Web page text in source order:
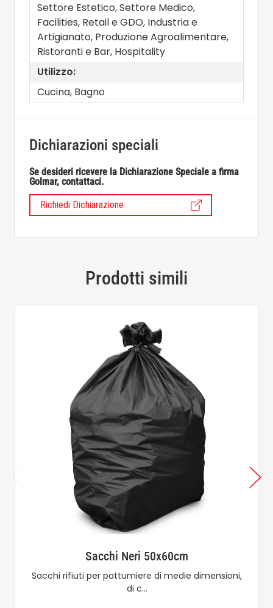
Settore Estetico, Settore Medico,
Facilities, Retail e GDO, Industria e
Artigianato, Produzione Agroalimentare,
Ristoranti e Bar, Hospitality
Utilizzo:
Cucina, Bagno
Dichiarazioni speciali
Se desideri ricevere la Dichiarazione Speciale a firma
Golmar, contattaci.
Richiedi Dichiarazione
Prodotti simili
Sacchi Neri 50x60cm
Sacchi rifiuti per pattumiere di medie dimensioni,
di c…